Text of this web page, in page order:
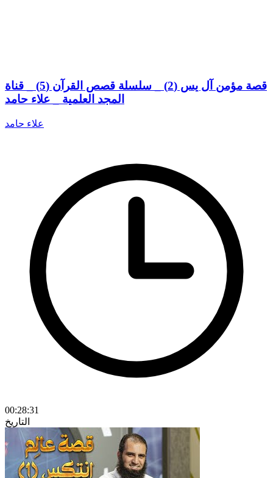
قصة مؤمن آل يس (2) _ سلسلة قصص القرآن (5) _ قناة
المجد العلمية _ علاء حامد
علاء حامد
00:28:31
التاريخ